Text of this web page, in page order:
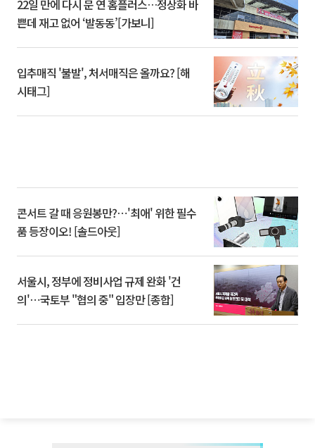
22일 만에 다시 문 연 홈플러스…정상화 바
쁜데 재고 없어 ‘발동동’[가보니]
입추매직 '불발', 처서매직은 올까요? [해
시태그]
콘서트 갈 때 응원봉만?⋯'최애' 위한 필수
품 등장이오! [솔드아웃]
서울시, 정부에 정비사업 규제 완화 '건
의'⋯국토부 "협의 중" 입장만 [종합]